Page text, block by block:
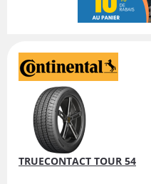
TRUECONTACT TOUR 54